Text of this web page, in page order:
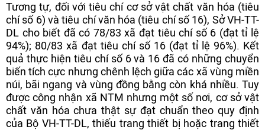
Tương tự, đối với tiêu chí cơ sở vật chất văn hóa (tiêu
chí số 6) và tiêu chí văn hóa (tiêu chí số 16), Sở VH-TT-
DL cho biết đã có 78/83 xã đạt tiêu chí số 6 (đạt tỉ lệ
94%); 80/83 xã đạt tiêu chí số 16 (đạt tỉ lệ 96%). Kết
quả thực hiện tiêu chí số 6 và 16 đã có những chuyển
biến tích cực nhưng chênh lệch giữa các xã vùng miền
núi, bãi ngang và vùng đồng bằng còn khá nhiều. Tuy
được công nhận xã NTM nhưng một số nơi, cơ sở vật
chất văn hóa chưa thật sự đạt chuẩn theo quy định
của Bộ VH-TT-DL, thiếu trang thiết bị hoặc trang thiết